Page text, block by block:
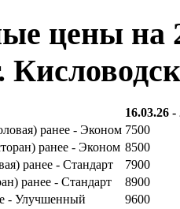
цены на
Кисловодск
16.03.26 -
ранее - Эконом 7500
ранее - Эконом 8500
ранее - Стандарт
7900
ранее - Стандарт
8900
- Улучшенный
9600